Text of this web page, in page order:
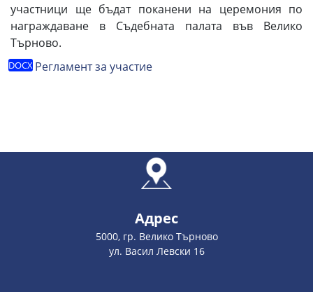
участници ще бъдат поканени на церемония по
награждаване в Съдебната палата във Велико
Търново.
Регламент за участие
Адрес
5000, гр. Велико Търново
ул. Васил Левски 16